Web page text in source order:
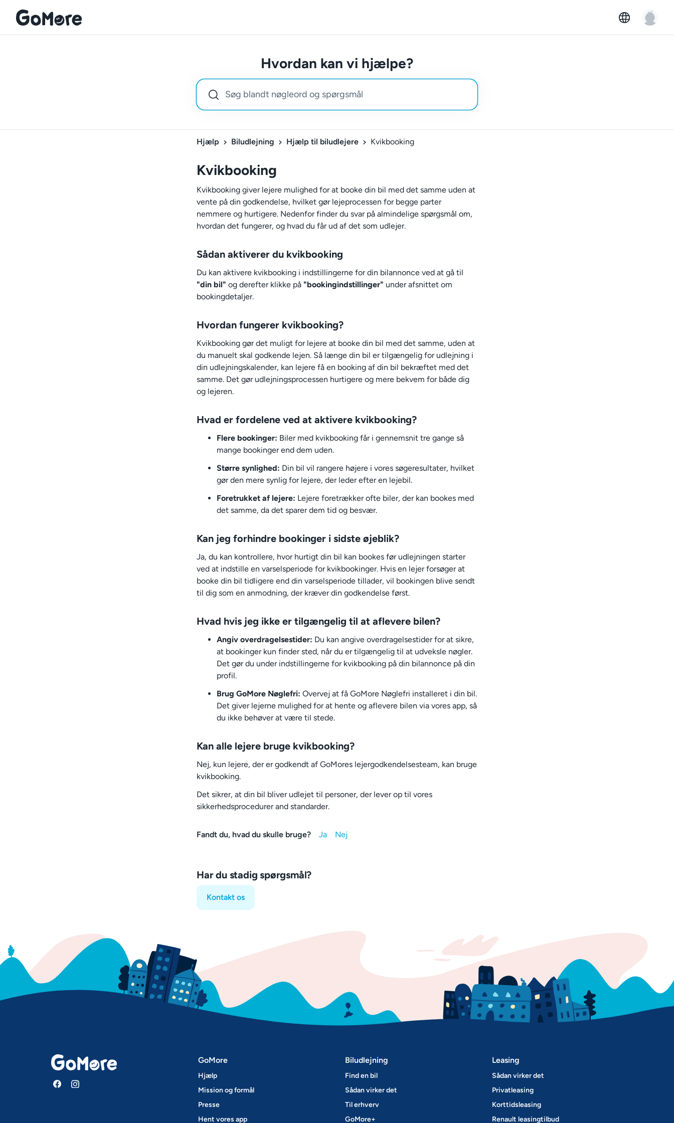
Hvordan kan vi hjælpe?
Hjælp Biludlejning Hjælp til biludlejere Kvikbooking
Kvikbooking
Kvikbooking giver lejere mulighed for at booke din bil med det samme uden at
vente på din godkendelse, hvilket gør lejeprocessen for begge parter
nemmere og hurtigere. Nedenfor finder du svar på almindelige spørgsmål om,
hvordan det fungerer, og hvad du får ud af det som udlejer.
Sådan aktiverer du kvikbooking
Du kan aktivere kvikbooking i indstillingerne for din bilannonce ved at gå til
"din bil" og derefter klikke på "bookingindstillinger" under afsnittet om
bookingdetaljer.
Hvordan fungerer kvikbooking?
Kvikbooking gør det muligt for lejere at booke din bil med det samme, uden at
du manuelt skal godkende lejen. Så længe din bil er tilgængelig for udlejning i
din udlejningskalender, kan lejere få en booking af din bil bekræftet med det
samme. Det gør udlejningsprocessen hurtigere og mere bekvem for både dig
og lejeren.
Hvad er fordelene ved at aktivere kvikbooking?
Flere bookinger: Biler med kvikbooking får i gennemsnit tre gange så
mange bookinger end dem uden.
Større synlighed: Din bil vil rangere højere i vores søgeresultater, hvilket
gør den mere synlig for lejere, der leder efter en lejebil.
Foretrukket af lejere: Lejere foretrækker ofte biler, der kan bookes med
det samme, da det sparer dem tid og besvær.
Kan jeg forhindre bookinger i sidste øjeblik?
Ja, du kan kontrollere, hvor hurtigt din bil kan bookes før udlejningen starter
ved at indstille en varselsperiode for kvikbookinger. Hvis en lejer forsøger at
booke din bil tidligere end din varselsperiode tillader, vil bookingen blive sendt
til dig som en anmodning, der kræver din godkendelse først.
Hvad hvis jeg ikke er tilgængelig til at aflevere bilen?
Angiv overdragelsestider: Du kan angive overdragelsestider for at sikre,
at bookinger kun finder sted, når du er tilgængelig til at udveksle nøgler.
Det gør du under indstillingerne for kvikbooking på din bilannonce på din
profil.
Brug GoMore Nøglefri: Overvej at få GoMore Nøglefri installeret i din bil.
Det giver lejerne mulighed for at hente og aflevere bilen via vores app, så
du ikke behøver at være til stede.
Kan alle lejere bruge kvikbooking?
Nej, kun lejere, der er godkendt af GoMores lejergodkendelsesteam, kan bruge
kvikbooking.
Det sikrer, at din bil bliver udlejet til personer, der lever op til vores
sikkerhedsprocedurer and standarder.
Fandt du, hvad du skulle bruge?
Har du stadig spørgsmål?
Kontakt os
GoMore
Hjælp
Mission og formål
Presse
Hent vores app
Biludlejning
Find en bil
Sådan virker det
Til erhverv
GoMore+
Leasing
Sådan virker det
Privatleasing
Korttidsleasing
Renault leasingtilbud